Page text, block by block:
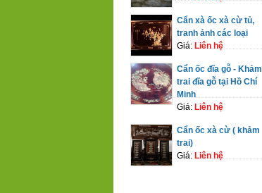
Cẩn xà ốc xà cừ tủ,
tranh ảnh các loại
Giá: Liên hệ
Cẩn ốc đĩa gỗ - Khảm
trai đĩa gỗ tại Hồ Chí
Minh
Giá: Liên hệ
Cẩn ốc xà cừ ( khảm
trai)
Giá: Liên hệ